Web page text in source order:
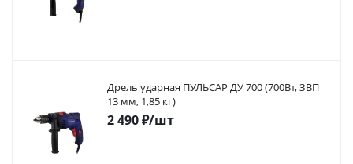
Дрель ударная ПУЛЬСАР ДУ 700 (700Вт, ЗВП
13 мм, 1,85 кг)
2 490₽/шт